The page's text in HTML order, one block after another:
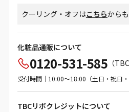
クーリング・オフはこちらから
化粧品通販について
0120-531-585 （
受付時間｜10:00～18:00（土日・祝日・
TBCリボクレジットについて